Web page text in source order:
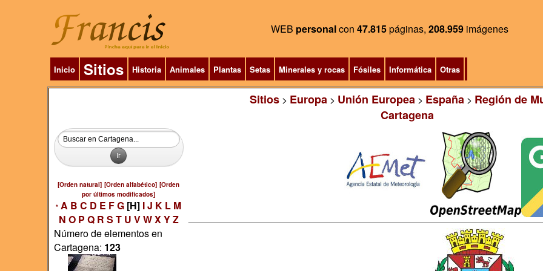
WEB personalcon 47.815páginas, 208.959 imágenes
Inicio Sitios Historia Animales Plantas Setas Minerales y rocas Fósiles Informática Otras
Sitios> Europa> Unión Europea> España> Región de
Cartagena
[Orden natural] [Orden alfabético] [Orden
por últimos modificados]
* A B C D E FG [H] IJ K L M
N O P Q R S T U VWXYZ
Número de elementos en
Cartagena: 123